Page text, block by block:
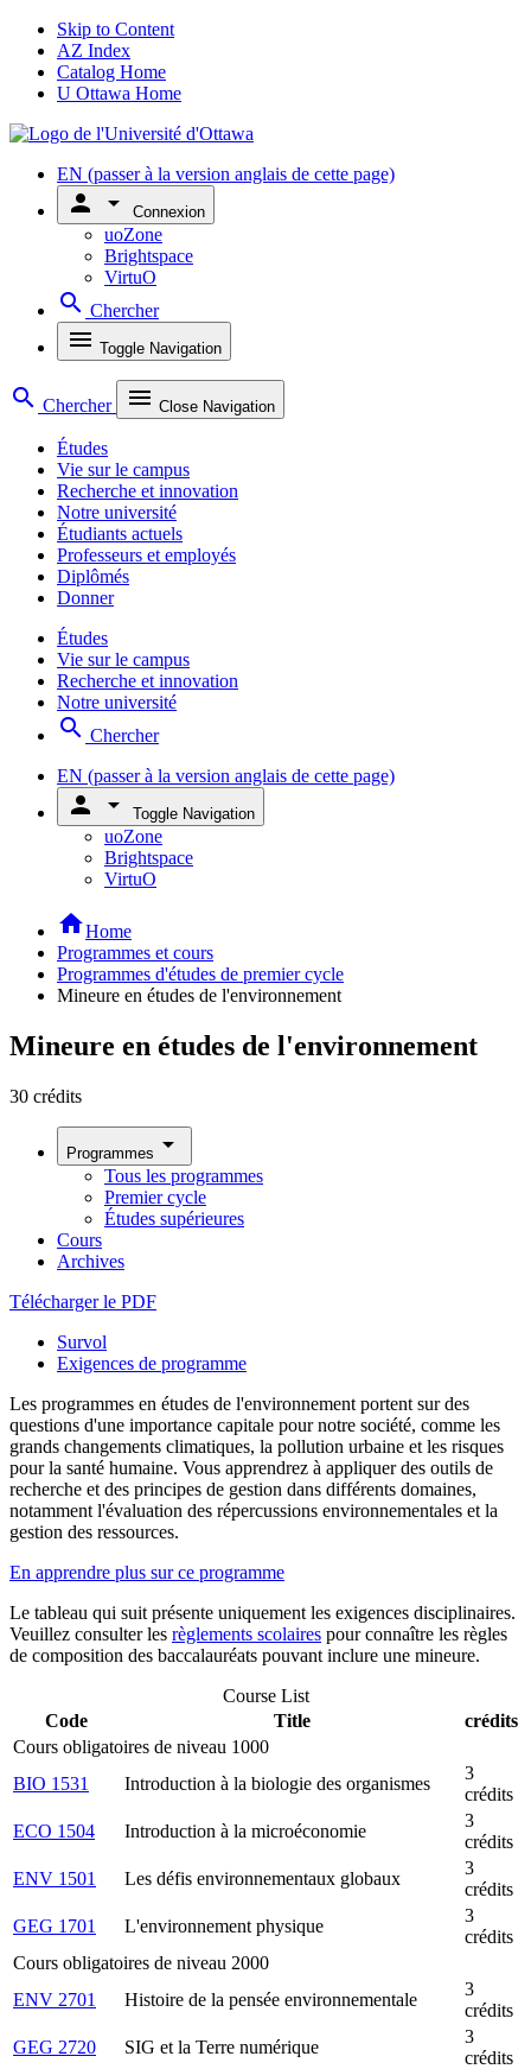
Skip to Content
AZ Index
Catalog Home
U Ottawa Home
EN (passer à la version anglais de cette page)
person arrow_drop_down Connexion
uoZone
Brightspace
VirtuO
search Chercher
menu Toggle Navigation
search Chercher menu Close Navigation
Études
Vie sur le campus
Recherche et innovation
Notre université
Étudiants actuels
Professeurs et employés
Diplômés
Donner
Études
Vie sur le campus
Recherche et innovation
Notre université
search Chercher
EN (passer à la version anglais de cette page)
person arrow_drop_down Toggle Navigation
uoZone
Brightspace
VirtuO
homeHome
Programmes et cours
Programmes d'études de premier cycle
Mineure en études de l'environnement
Mineure en études de l'environnement
30 crédits
Programmes arrow_drop_down
Tous les programmes
Premier cycle
Études supérieures
Cours
Archives
Télécharger le PDF
Survol
Exigences de programme
Les programmes en études de l'environnement portent sur des
questions d'une importance capitale pour notre société, comme les
grands changements climatiques, la pollution urbaine et les risques
pour la santé humaine. Vous apprendrez à appliquer des outils de
recherche et des principes de gestion dans différents domaines,
notamment l'évaluation des répercussions environnementales et la
gestion des ressources.
En apprendre plus sur ce programme
Le tableau qui suit présente uniquement les exigences disciplinaires.
Veuillez consulter les règlements scolaires pour connaître les règles
de composition des baccalauréats pouvant inclure une mineure.
Course List
Code
Title
crédits
Cours obligatoires de niveau 1000
BIO 1531
Introduction à la biologie des organismes
3
crédits
ECO 1504
Introduction à la microéconomie
3
crédits
ENV 1501
Les défis environnementaux globaux
3
crédits
GEG 1701
L'environnement physique
3
crédits
Cours obligatoires de niveau 2000
ENV 2701
Histoire de la pensée environnementale
3
crédits
GEG 2720
SIG et la Terre numérique
3
crédits